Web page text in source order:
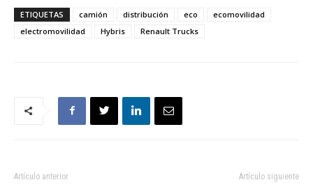
ETIQUETAS camión distribución eco
ecomovilidad
electromovilidad
Hybris Renault Trucks
Artículo anterior Artículo siguiente